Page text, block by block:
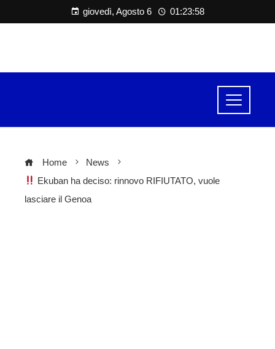
giovedì, Agosto 6 01:23:58
Home
News
Ekuban ha deciso: rinnovo RIFIUTATO, vuole
lasciare il Genoa